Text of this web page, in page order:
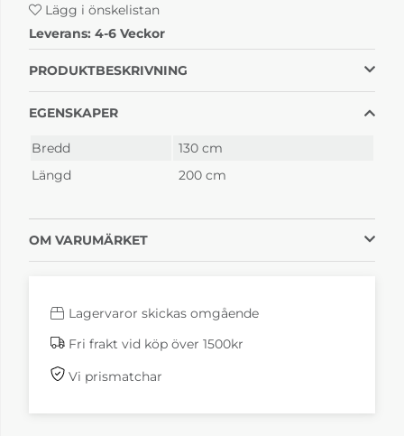
Samba Lead grey
4-6 Veckor 4-6 Veckor
Lägg i önskelistan
Leverans: 4-6 Veckor
PRODUKTBESKRIVNING
EGENSKAPER
Bredd
130 cm
Längd
200 cm
OM VARUMÄRKET
Lagervaror skickas omgående
Fri frakt vid köp över 1500kr
Vi prismatchar